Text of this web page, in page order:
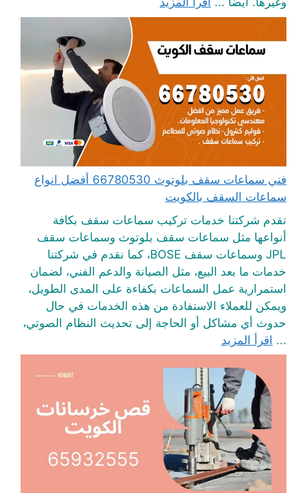
فني سماعات سقف بلوتوث 66780530 أفضل انواع
سماعات السقف بالكويت
تقدم شركتنا خدمات تركيب سماعات سقف بكافة
أنواعها مثل سماعات سقف بلوتوث وسماعات سقف
JPL وسماعات سقف BOSE، كما نقدم في شركتنا
خدمات ما بعد البيع، مثل الصيانة والدعم الفني، لضمان
استمرارية عمل السماعات بكفاءة على المدى الطويل،
ويمكن للعملاء الاستفادة من هذه الخدمات في حال
حدوث أي مشاكل أو الحاجة إلى تحديث النظام الصوتي،
... اقرأ المزيد